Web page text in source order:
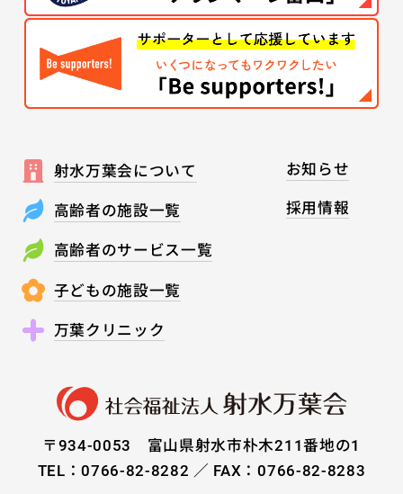
射水万葉会について
高齢者の施設一覧
高齢者のサービス一覧
子どもの施設一覧
万葉クリニック
お知らせ
採用情報
〒934-0053 富山県射水市朴木211番地の1
TEL：0766-82-8282 ／ FAX：0766-82-8283